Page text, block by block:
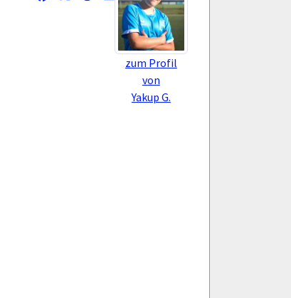
zum Profil
von
Yakup G.